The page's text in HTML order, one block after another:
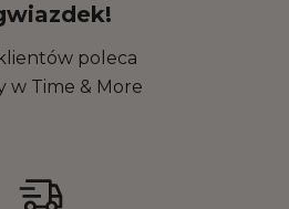
poleca
w Time & More